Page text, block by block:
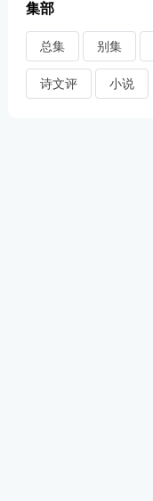
集部
总集 别集
诗文评 小说